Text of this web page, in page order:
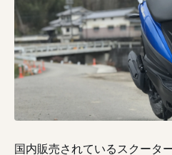
国内販売されているスクータ